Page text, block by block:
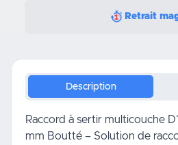
Retrait
Description
Raccord à sertir multicouche
mm Boutté – Solution de